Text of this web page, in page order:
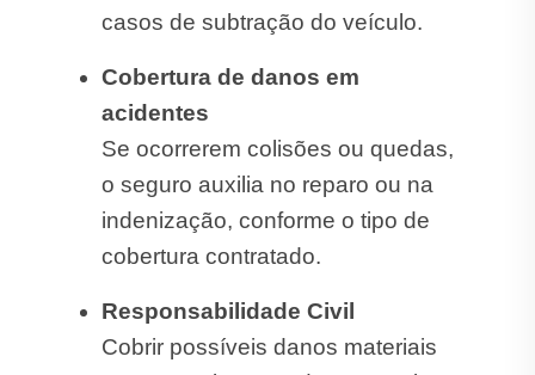
casos de subtração do veículo.
Cobertura de danos em
acidentes
Se ocorrerem colisões ou quedas,
o seguro auxilia no reparo ou na
indenização, conforme o tipo de
cobertura contratado.
Responsabilidade Civil
Cobrir possíveis danos materiais